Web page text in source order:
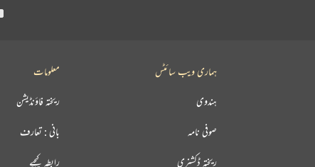
معلومات
ریختہ فاؤنڈیشن
بانی : تعارف
رابطہ کیجیے
ہماری ویب سائٹس
ہندوی
صوفی نامہ
ریختہ ڈکشنری